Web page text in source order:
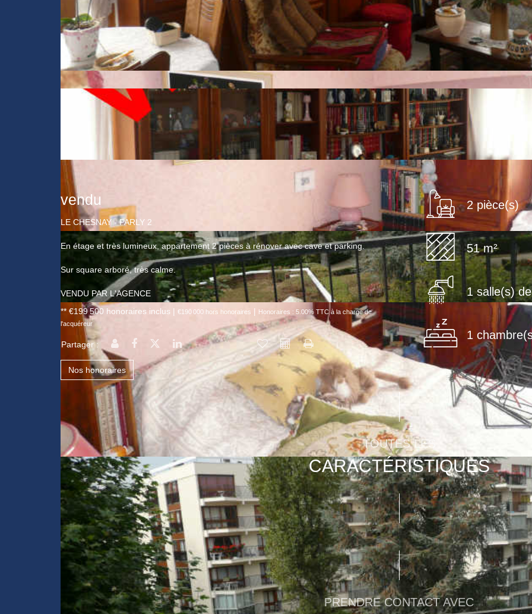
vendu
LE CHESNAY - PARLY 2
En étage et très lumineux, appartement 2 pièces à rénover avec cave et parking.
Sur square arboré, très calme.
VENDU PAR L'AGENCE
** €199 500 honoraires inclus | €190 000 hors honoraires | Honoraires : 5.00% TTC à la charge de
l'acquéreur
Partager :
Nos honoraires
2 pièce(s)
51 m²
1 salle(s)
1
TOUTES LES
CARACTÉRISTIQUES
PRENDRE CONTACT AVEC